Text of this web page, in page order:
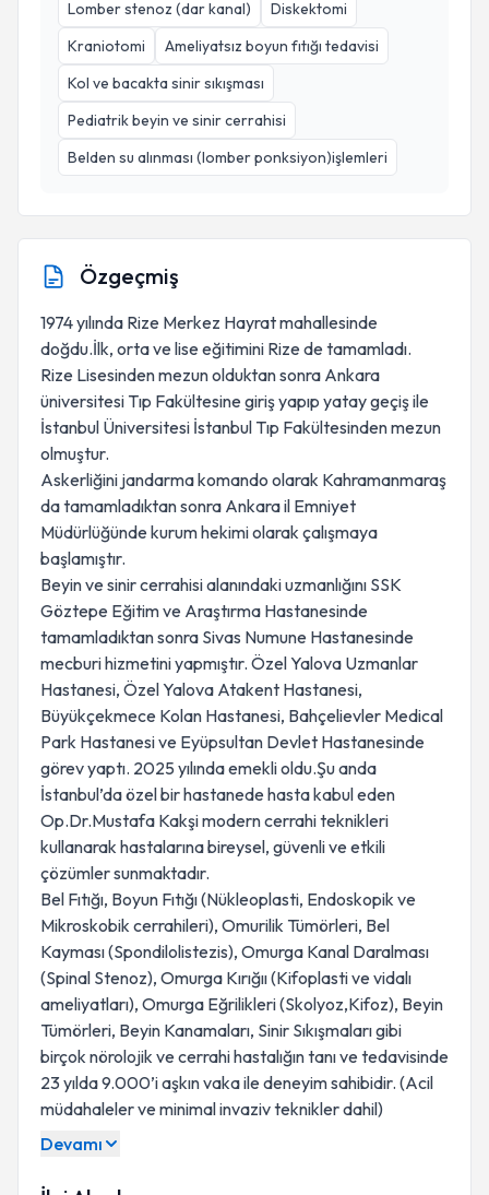
Lomber stenoz (dar kanal)
Diskektomi
Kraniotomi
Ameliyatsız boyun fıtığı tedavisi
Kol ve bacakta sinir sıkışması
Pediatrik beyin ve sinir cerrahisi
Belden su alınması (lomber ponksiyon)işlemleri
Özgeçmiş
1974 yılında Rize Merkez Hayrat mahallesinde
doğdu.İlk, orta ve lise eğitimini Rize de tamamladı.
Rize Lisesinden mezun olduktan sonra Ankara
üniversitesi Tıp Fakültesine giriş yapıp yatay geçiş ile
İstanbul Üniversitesi İstanbul Tıp Fakültesinden mezun
olmuştur.
Askerliğini jandarma komando olarak Kahramanmaraş
da tamamladıktan sonra Ankara il Emniyet
Müdürlüğünde kurum hekimi olarak çalışmaya
başlamıştır.
Beyin ve sinir cerrahisi alanındaki uzmanlığını SSK
Göztepe Eğitim ve Araştırma Hastanesinde
tamamladıktan sonra Sivas Numune Hastanesinde
mecburi hizmetini yapmıştır. Özel Yalova Uzmanlar
Hastanesi, Özel Yalova Atakent Hastanesi,
Büyükçekmece Kolan Hastanesi, Bahçelievler Medical
Park Hastanesi ve Eyüpsultan Devlet Hastanesinde
görev yaptı. 2025 yılında emekli oldu.Şu anda
İstanbul’da özel bir hastanede hasta kabul eden
Op.Dr.Mustafa Kakşi modern cerrahi teknikleri
kullanarak hastalarına bireysel, güvenli ve etkili
çözümler sunmaktadır.
Bel Fıtığı, Boyun Fıtığı (Nükleoplasti, Endoskopik ve
Mikroskobik cerrahileri), Omurilik Tümörleri, Bel
Kayması (Spondilolistezis), Omurga Kanal Daralması
(Spinal Stenoz), Omurga Kırığıı (Kifoplasti ve vidalı
ameliyatları), Omurga Eğrilikleri (Skolyoz,Kifoz), Beyin
Tümörleri, Beyin Kanamaları, Sinir Sıkışmaları gibi
birçok nörolojik ve cerrahi hastalığın tanı ve tedavisinde
23 yılda 9.000’i aşkın vaka ile deneyim sahibidir. (Acil
müdahaleler ve minimal invaziv teknikler dahil)
Devamı